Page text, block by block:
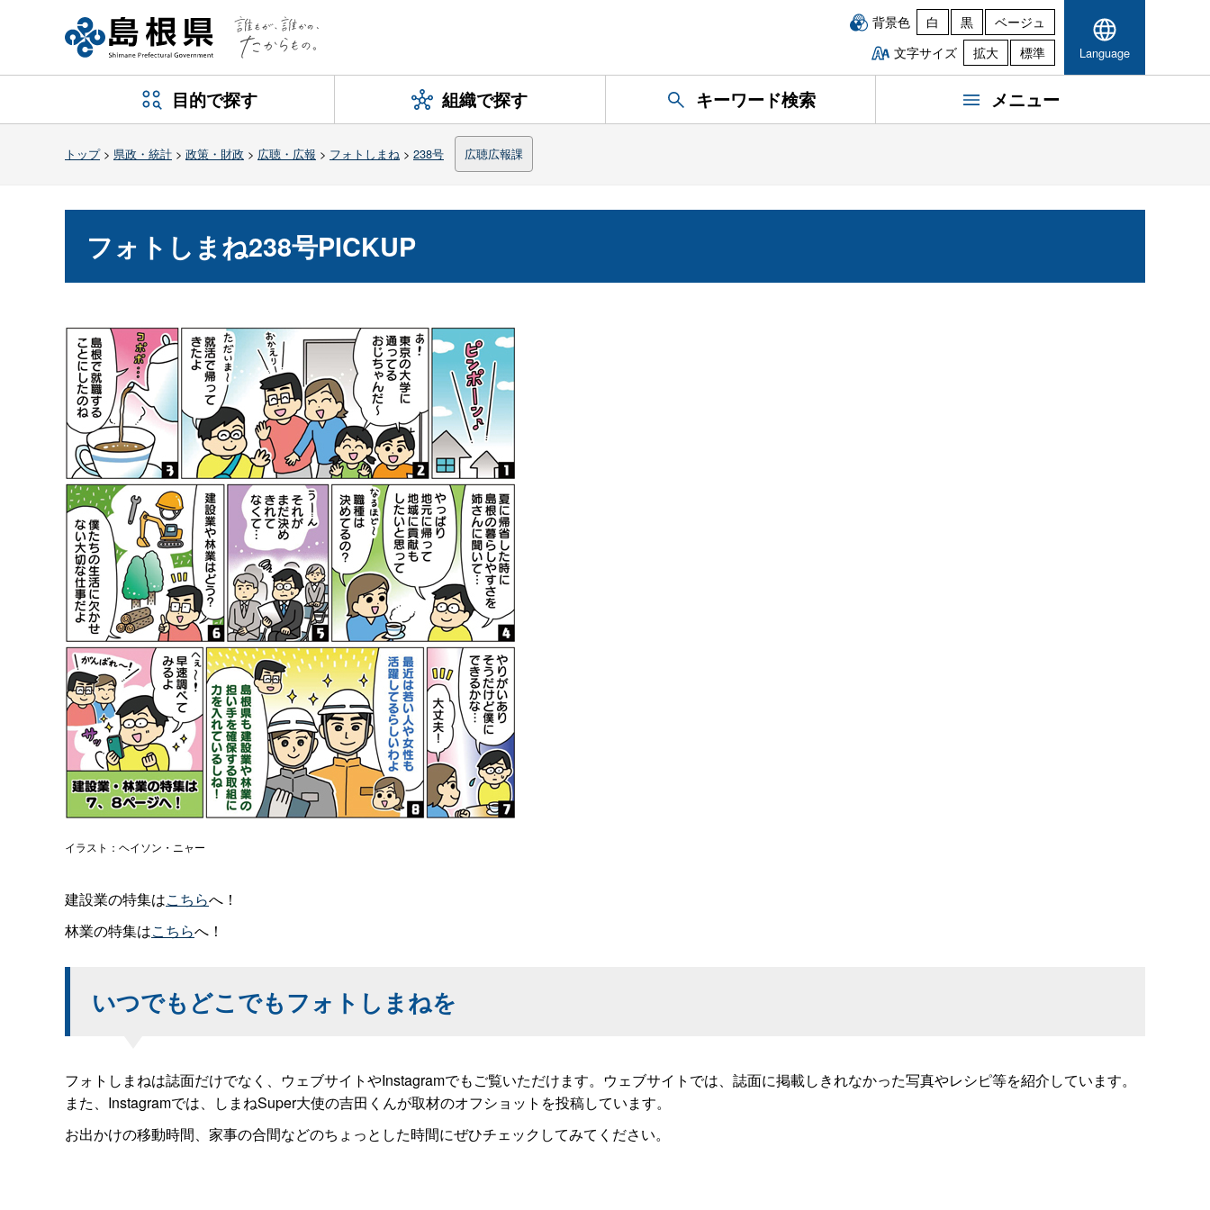
背景色 白 黒
ベージュ
文字サイズ
拡大 標準 Language
目的で探す 組織で探す キーワード検索 メニュー
トップ> 県政・統計 > 政策・財政 > 広聴・広報 > フォトしまね > 238号 広聴広報課
フォトしまね238号PICKUP
イラスト：ヘイソン・ニャー
建設業の特集はこちらへ！
林業の特集はこちらへ！
いつでもどこでもフォトしまねを
フォトしまねは誌面だけでなく、ウェブサイトやInstagramでもご覧いただけます。ウェブサイトでは、誌面に掲載しきれなかった写真やレシピ等を紹介しています。
また、Instagramでは、しまねSuper大使の吉田くんが取材のオフショットを投稿しています。
お出かけの移動時間、家事の合間などのちょっとした時間にぜひチェックしてみてください。